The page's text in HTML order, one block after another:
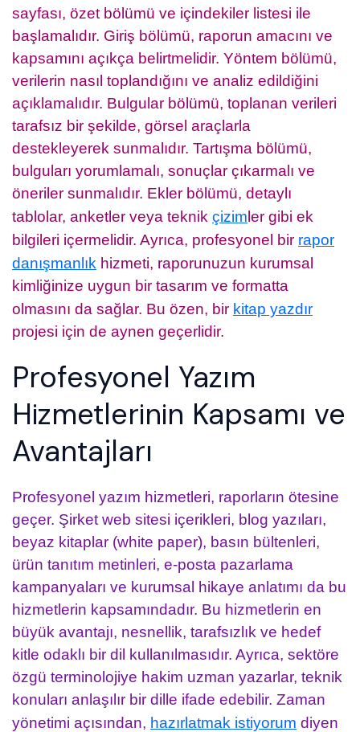
sayfası, özet bölümü ve içindekiler listesi ile
başlamalıdır. Giriş bölümü, raporun amacını ve
kapsamını açıkça belirtmelidir. Yöntem bölümü,
verilerin nasıl toplandığını ve analiz edildiğini
açıklamalıdır. Bulgular bölümü, toplanan verileri
tarafsız bir şekilde, görsel araçlarla
destekleyerek sunmalıdır. Tartışma bölümü,
bulguları yorumlamalı, sonuçlar çıkarmalı ve
öneriler sunmalıdır. Ekler bölümü, detaylı
tablolar, anketler veya teknik çizimler gibi ek
bilgileri içermelidir. Ayrıca, profesyonel bir rapor
danışmanlık hizmeti, raporunuzun kurumsal
kimliğinize uygun bir tasarım ve formatta
olmasını da sağlar. Bu özen, bir kitap yazdır
projesi için de aynen geçerlidir.
Profesyonel Yazım
Hizmetlerinin Kapsamı ve
Avantajları
Profesyonel yazım hizmetleri, raporların ötesine
geçer. Şirket web sitesi içerikleri, blog yazıları,
beyaz kitaplar (white paper), basın bültenleri,
ürün tanıtım metinleri, e-posta pazarlama
kampanyaları ve kurumsal hikaye anlatımı da bu
hizmetlerin kapsamındadır. Bu hizmetlerin en
büyük avantajı, nesnellik, tarafsızlık ve hedef
kitle odaklı bir dil kullanılmasıdır. Ayrıca, sektöre
özgü terminolojiye hakim uzman yazarlar, teknik
konuları anlaşılır bir dille ifade edebilir. Zaman
yönetimi açısından, hazırlatmak istiyorum diyen